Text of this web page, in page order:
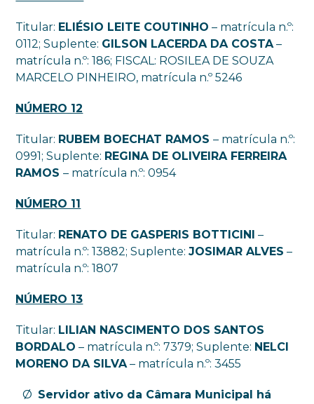
Titular: ELIÉSIO LEITE COUTINHO – matrícula n.º:
0112; Suplente: GILSON LACERDA DA COSTA–
matrícula n.º: 186; FISCAL: ROSILEA DE SOUZA
MARCELO PINHEIRO, matrícula n.º 5246
NÚMERO 12
Titular: RUBEM BOECHAT RAMOS– matrícula n.º:
0991; Suplente: REGINA DE OLIVEIRA FERREIRA
RAMOS– matrícula n.º: 0954
NÚMERO 11
Titular: RENATO DE GASPERIS BOTTICINI
–
matrícula n.º: 13882; Suplente:JOSIMAR ALVES –
matrícula n.º: 1807
NÚMERO 13
Titular: LILIAN NASCIMENTO DOS SANTOS
BORDALO – matrícula n.º: 7379; Suplente: NELCI
MORENO DA SILVA– matrícula n.º: 3455
Ø Servidor ativo da Câmara Municipal há